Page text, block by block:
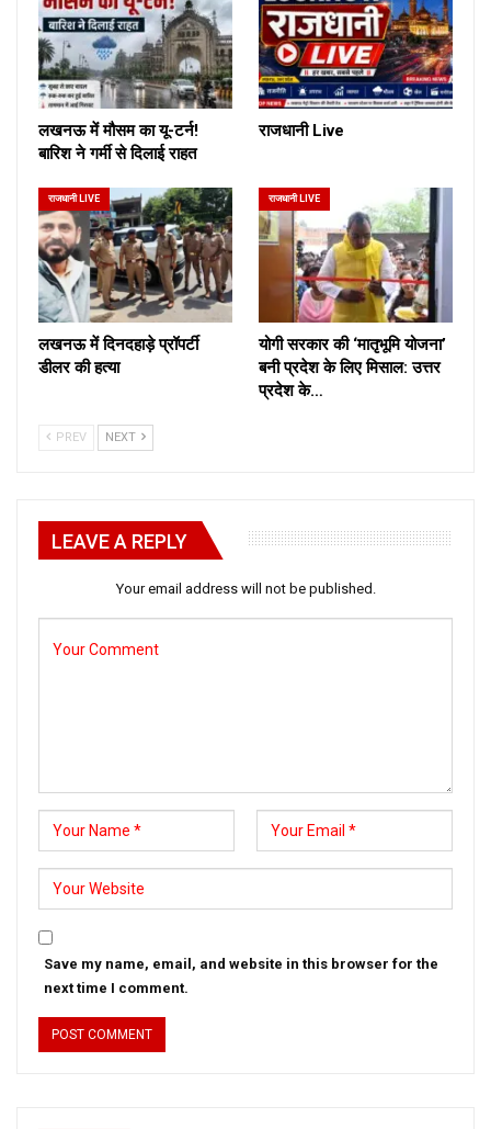
लखनऊ में मौसम का यू-टर्न!
बारिश ने गर्मी से दिलाई राहत
राजधानी Live
राजधानी LIVE
लखनऊ में दिनदहाड़े प्रॉपर्टी
डीलर की हत्या
राजधानी LIVE
योगी सरकार की ‘मातृभूमि योजना’
बनी प्रदेश के लिए मिसाल: उत्तर
प्रदेश के…
PREV NEXT
LEAVE A REPLY
Your email address will not be published.
Save my name, email, and website in this browser for the
next time I comment.